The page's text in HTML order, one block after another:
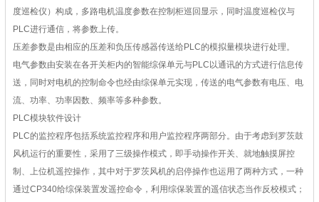
度巡检仪）构成，多路电机温度参数在控制柜巡回显示，同时温度巡检仪与
PLC进行通信，将参数上传。
压差参数是由相应的压差和负压传感器传送给PLC的模拟量模块进行处理。
电气参数由安装在各开关柜内的智能综保单元与PLC以通讯的方式进行信息传
送，同时对电机的控制命令也经由综保单元实现，传送的电气参数有电压、电
流、功率、功率因数、频率等多种参数。
PLC模块软件设计
PLC的监控程序包括系统监控程序和用户监控程序两部分。由于考虑到罗茨鼓
风机运行的重要性，采用了三级操作模式，即手动操作开关、就地触摸屏控
制、上位机遥控操作，其中对于罗茨风机的启停操作也运用了两种方式，一种
通过CP340给综保装置发遥控命令，利用综保装置的遥信状态当作反校模式；